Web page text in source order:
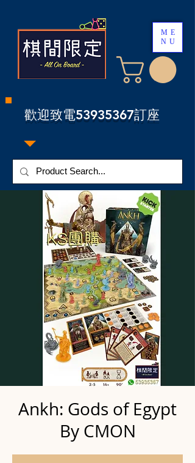
​歡迎致電53935367訂座
ME
NU
Ankh: Gods of Egypt
By CMON